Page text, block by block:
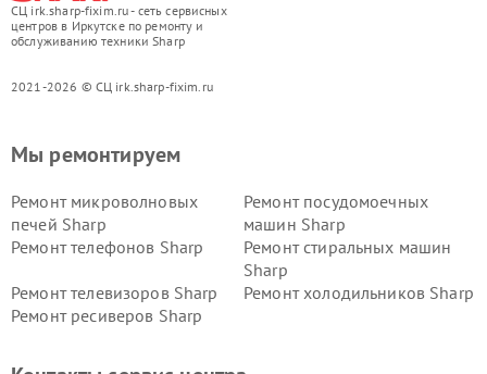
СЦ irk.sharp-fixim.ru - сеть сервисных
центров в Иркутске по ремонту и
обслуживанию техники Sharp
2021-2026 © СЦ irk.sharp-fixim.ru
Мы ремонтируем
Ремонт микроволновых
печей Sharp
Ремонт посудомоечных
машин Sharp
Ремонт телефонов Sharp
Ремонт стиральных машин
Sharp
Ремонт телевизоров Sharp
Ремонт холодильников Sharp
Ремонт ресиверов Sharp